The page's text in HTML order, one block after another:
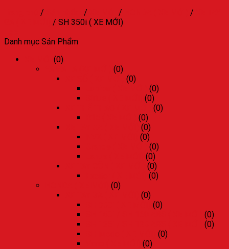
/ / / /
/ SH 350i ( XE MỚI)
Danh mục Sản Phẩm
(0)
(0)
(0)
(0)
(0)
(0)
(0)
(0)
(0)
(0)
(0)
(0)
(0)
(0)
(0)
(0)
(0)
(0)
(0)
(0)